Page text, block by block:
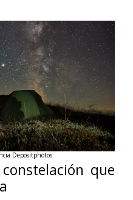
Depositphotos
que